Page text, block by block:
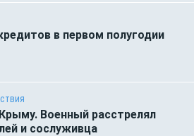
в первом полугодии
Военный расстрелял
и сослуживца